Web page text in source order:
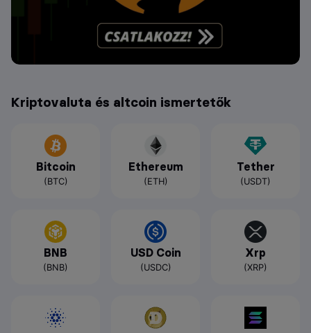
Kriptovaluta és altcoin ismertetők
Bitcoin
(BTC)
Ethereum
(ETH)
Tether
(USDT)
BNB
(BNB)
USD Coin
(USDC)
Xrp
(XRP)